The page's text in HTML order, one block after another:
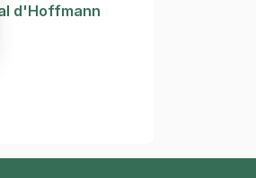
d'Hoffmann